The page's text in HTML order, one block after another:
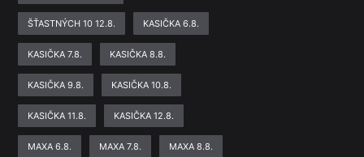
ŠŤASTNÝCH 10 12.8. KASIČKA 6.8.
KASIČKA 7.8. KASIČKA 8.8.
KASIČKA 9.8. KASIČKA 10.8.
KASIČKA 11.8. KASIČKA 12.8.
MAXA 6.8. MAXA 7.8. MAXA 8.8.